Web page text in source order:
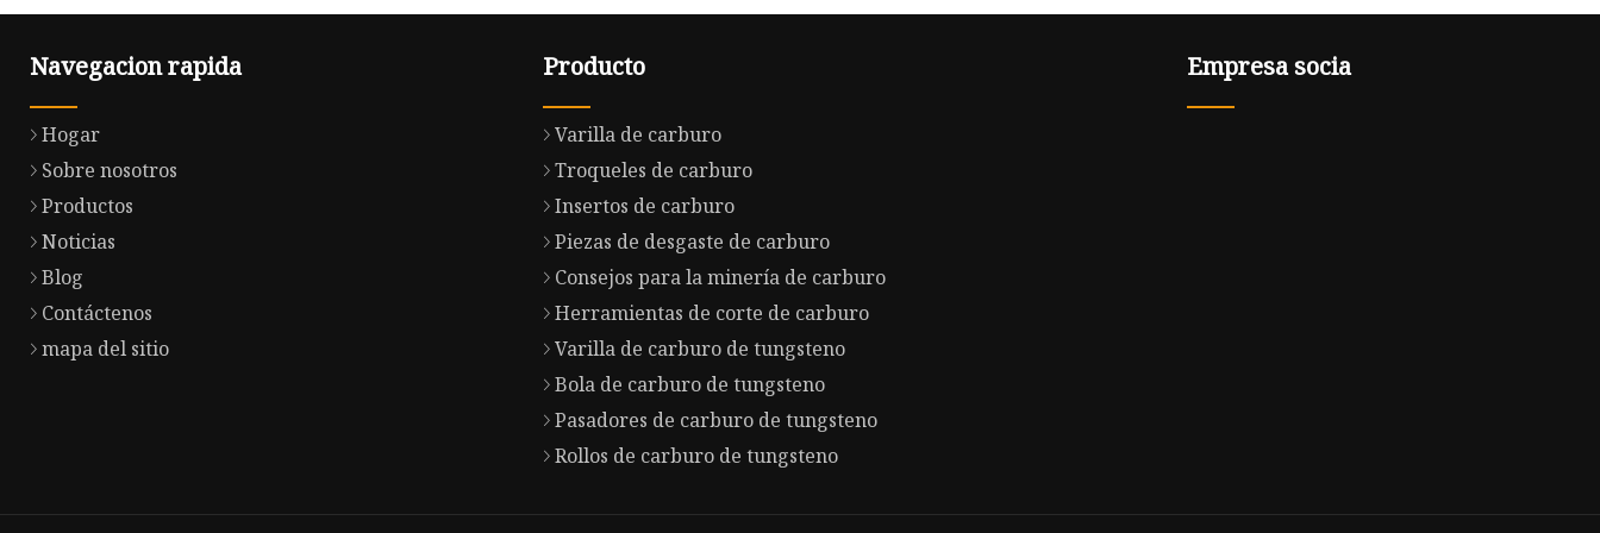
Navegacion rapida
Hogar
Sobre nosotros
Productos
Noticias
Blog
Contáctenos
mapa del sitio
Producto
Varilla de carburo
Troqueles de carburo
Insertos de carburo
Piezas de desgaste de carburo
Consejos para la minería de carburo
Herramientas de corte de carburo
Varilla de carburo de tungsteno
Bola de carburo de tungsteno
Pasadores de carburo de tungsteno
Rollos de carburo de tungsteno
Empresa socia